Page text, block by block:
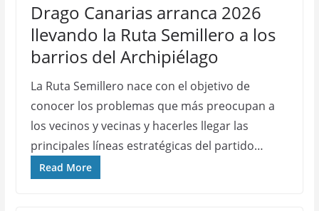
Drago Canarias arranca 2026
llevando la Ruta Semillero a los
barrios del Archipiélago
La Ruta Semillero nace con el objetivo de
conocer los problemas que más preocupan a
los vecinos y vecinas y hacerles llegar las
principales líneas estratégicas del partido…
Read More